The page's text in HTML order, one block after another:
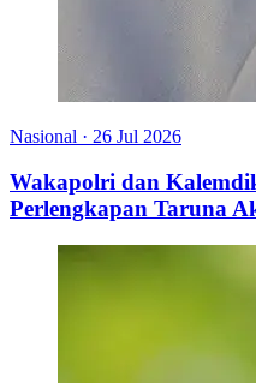
Nasional · 26 Jul 2026
Wakapolri dan
Perlengkapan Taruna